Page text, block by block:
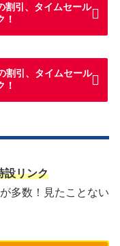
割引、タイムセール
！
割引、タイムセール
！
設リンク
多数！見たことない